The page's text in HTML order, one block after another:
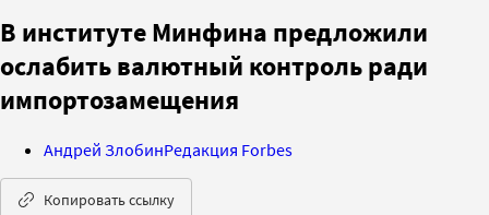
В институте Минфина предложили
ослабить валютный контроль ради
импортозамещения
Андрей ЗлобинРедакция Forbes
Копировать ссылку